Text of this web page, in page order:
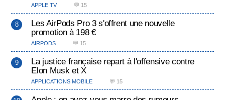
APPLE TV 💬 15
Les AirPods Pro 3 s'offrent une nouvelle
promotion à 198 €
AIRPODS 💬 15
La justice française repart à l'offensive contre
Elon Musk et X
APPLICATIONS MOBILE 💬 15